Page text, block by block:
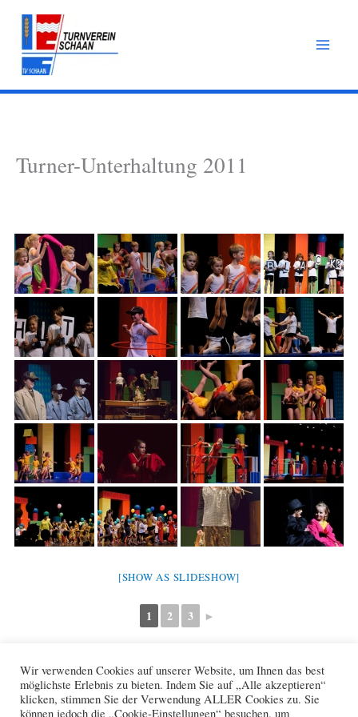
Zum
Inhalt
springen
Turner-Unterhaltung 2011
[SHOW AS SLIDESHOW]
1 2 3 ►
F
a
c
W
h
a
X
Wir verwenden Cookies auf unserer Website, um Ihnen das best
möglichste Erlebnis zu bieten. Indem Sie auf „Alle akzeptieren“
klicken, stimmen Sie der Verwendung ALLER Cookies zu. Sie
können jedoch die „Cookie-Einstellungen“ besuchen, um